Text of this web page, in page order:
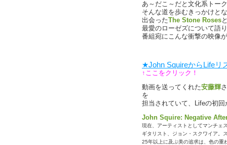
あ～だこ～だと文化系トー
そんな道を歩むきっかけと
出会ったThe Stone Roses
最愛のローゼズについて語
番組宛にこんな衝撃の映像
★John SquireからLifeリ
↑ここをクリック！
動画を送ってくれた安藤輝
を
担当されていて、Lifeの初
John Squire: Negative
現在、アーティストとしてマンチェ
ギタリスト、ジョン・スクワイア。
25年以上に及ぶ美の追求は、色の重